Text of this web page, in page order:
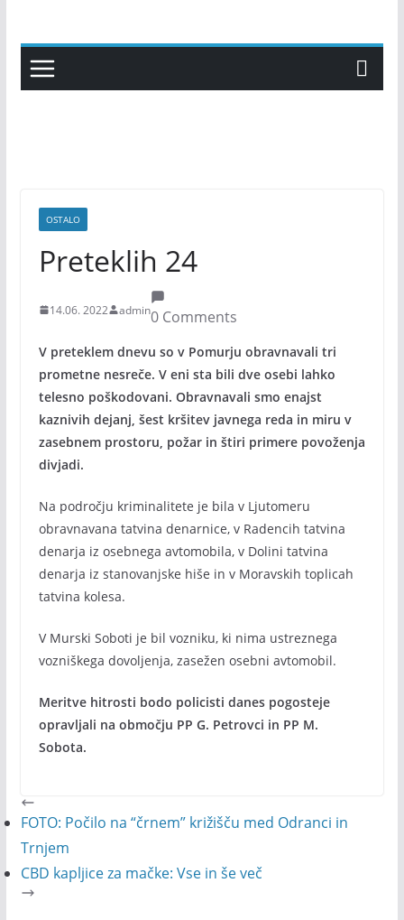
content
OSTALO
Preteklih 24
14.06. 2022 admin0 Comments
V preteklem dnevu so v Pomurju obravnavali tri
prometne nesreče. V eni sta bili dve osebi lahko
telesno poškodovani. Obravnavali smo enajst
kaznivih dejanj, šest kršitev javnega reda in miru v
zasebnem prostoru, požar in štiri primere povoženja
divjadi.
Na področju kriminalitete je bila v Ljutomeru
obravnavana tatvina denarnice, v Radencih tatvina
denarja iz osebnega avtomobila, v Dolini tatvina
denarja iz stanovanjske hiše in v Moravskih toplicah
tatvina kolesa.
V Murski Soboti je bil vozniku, ki nima ustreznega
vozniškega dovoljenja, zasežen osebni avtomobil.
Meritve hitrosti bodo policisti danes pogosteje
opravljali na območju PP G. Petrovci in PP M.
Sobota.
FOTO: Počilo na “črnem” križišču med Odranci in
Trnjem
CBD kapljice za mačke: Vse in še več